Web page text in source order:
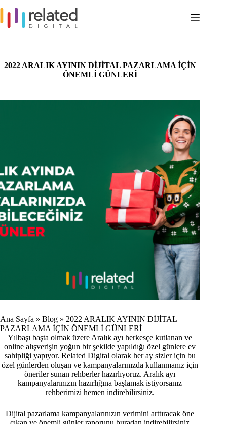
content
2022 ARALIK AYININ DİJİTAL PAZARLAMA İÇİN
ÖNEMLİ GÜNLERİ
Ana Sayfa » Blog » 2022 ARALIK AYININ DİJİTAL
PAZARLAMA İÇİN ÖNEMLİ GÜNLERİ
Yılbaşı başta olmak üzere Aralık ayı herkesçe kutlanan ve
online alışverişin yoğun bir şekilde yapıldığı özel günlere ev
sahipliği yapıyor. Related Digital olarak her ay sizler için bu
özel günlerden oluşan ve kampanyalarınızda kullanmanız için
öneriler sunan rehberler hazırlıyoruz. Aralık ayı
kampanyalarınızın hazırlığına başlamak istiyorsanız
rehberimizi hemen indirebilirsiniz.
Dijital pazarlama kampanyalarınızın verimini arttıracak öne